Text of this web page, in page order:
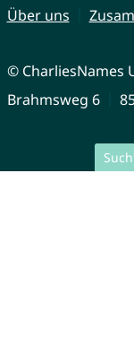
Über uns
© CharliesNames
Brahmsweg 6